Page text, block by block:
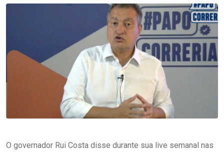
O governador Rui Costa disse durante sua live semanal nas